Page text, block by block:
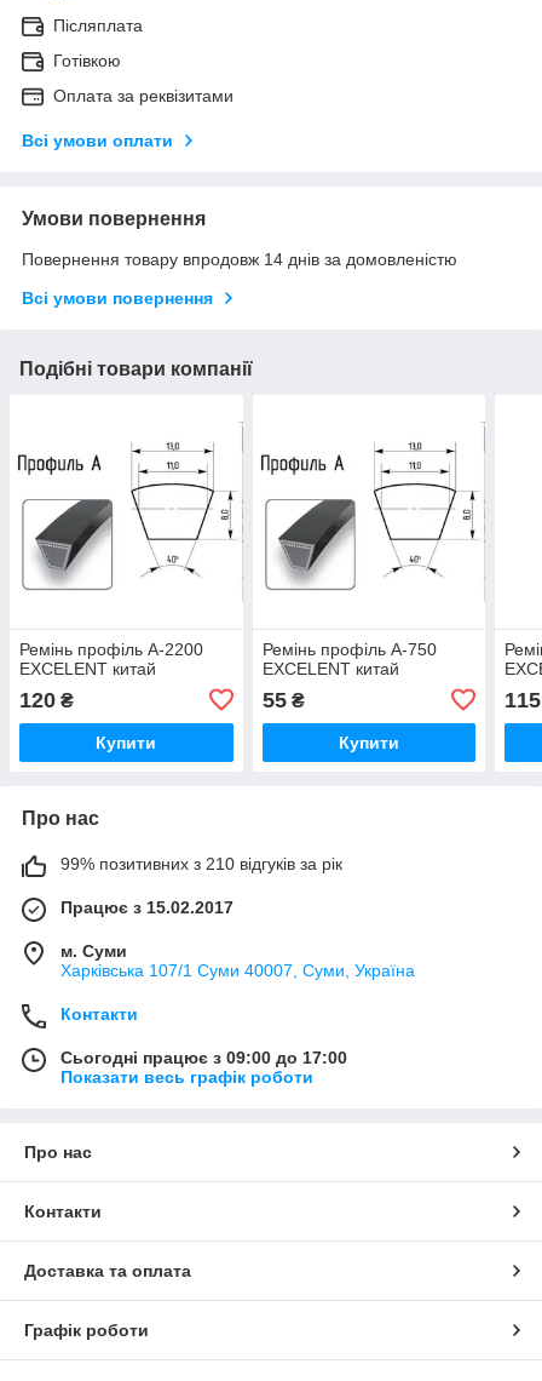
Післяплата
Готівкою
Оплата за реквізитами
Всі умови оплати
Умови повернення
Повернення товару впродовж 14 днів за домовленістю
Всі умови повернення
Подібні товари компанії
Ремінь профіль A-2200
EXCELENT китай
120 ₴
Купити
Ремінь профіль A-750
EXCELENT китай
55₴
Купити
115
Про нас
99% позитивних з 210 відгуків за рік
Працює з 15.02.2017
м. Суми
Харківська 107/1 Суми 40007, Суми, Україна
Контакти
Сьогодні працює з 09:00 до 17:00
Показати весь графік роботи
Про нас
Контакти
Доставка та оплата
Графік роботи